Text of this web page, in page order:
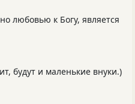
любовью к Богу, является
будут и маленькие внуки.)